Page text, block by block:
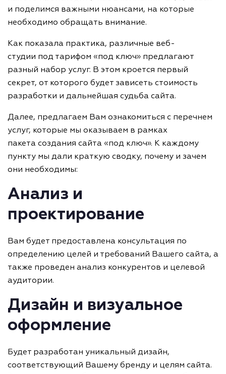
и поделимся важными нюансами, на которые
необходимо обращать внимание.
Как показала практика, различные веб-
студии под тарифом «под ключ» предлагают
разный набор услуг. В этом кроется первый
секрет, от которого будет зависеть стоимость
разработки и дальнейшая судьба сайта.
Далее, предлагаем Вам ознакомиться с перечнем
услуг, которые мы оказываем в рамках
пакета создания сайта «под ключ». К каждому
пункту мы дали краткую сводку, почему и зачем
они необходимы:
Анализ и
проектирование
Вам будет предоставлена консультация по
определению целей и требований Вашего сайта, а
также проведен анализ конкурентов и целевой
аудитории.
Дизайн и визуальное
оформление
Будет разработан уникальный дизайн,
соответствующий Вашему бренду и целям сайта.